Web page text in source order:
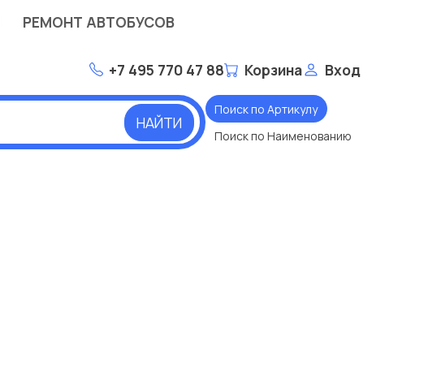
РЕМОНТ АВТОБУСОВ
+7 495 770 47 88 Корзина Вход
НАЙТИ
Поиск по Артикулу
Поиск по Наименованию